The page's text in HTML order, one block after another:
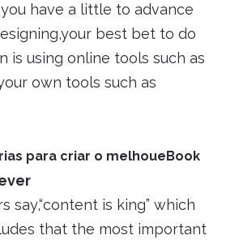
have a little to advance
best bet to do
is using online tools such as
own tools such as
para criar o melhoueBook
say,“content is king” which
that the most important